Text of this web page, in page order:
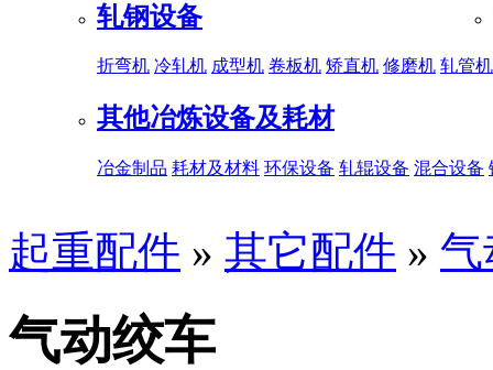
轧钢设备
折弯机 冷轧机 成型机 卷板机 矫直机 修磨机 轧管机
其他冶炼设备及耗材
冶金制品 耗材及材料 环保设备 轧辊设备 混合设备
起重配件 » 其它配件 » 气
气动绞车